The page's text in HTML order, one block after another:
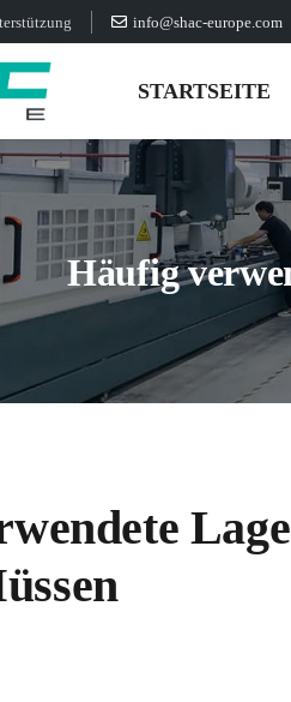
info@shac-europe.com
STARTSEITE
Häufig